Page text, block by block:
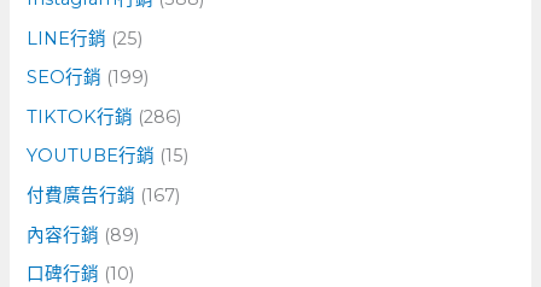
LINE行銷 (25)
SEO行銷 (199)
TIKTOK行銷 (286)
YOUTUBE行銷 (15)
付費廣告行銷 (167)
內容行銷 (89)
口碑行銷 (10)